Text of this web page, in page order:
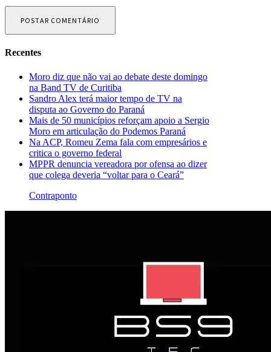
Recentes
Moro diz que não vai ao debate deste domingo
na Band TV de Curitiba
Sandro Alex terá maior tempo de TV na
disputa ao Governo do Paraná
Mais de 50 municípios reforçam apoio a Sergio
Moro em articulação do Podemos Paraná
Na ACP, Romeu Zema fala com empresários e
critica o governo federal
MPPR denuncia vereadora por ofensa ao dizer
que colega deveria “voltar para o Ceará”
Contraponto